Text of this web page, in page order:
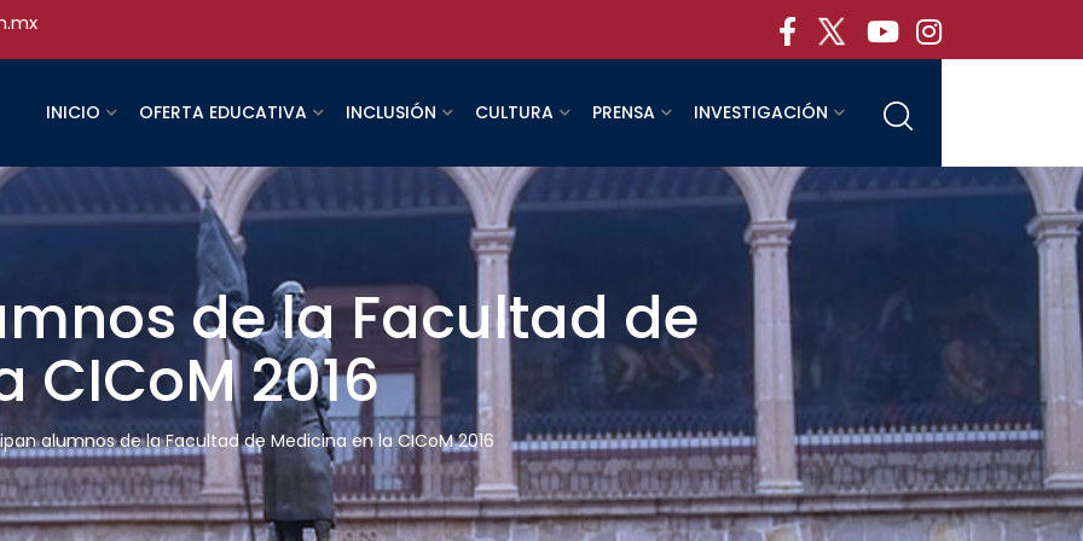
INICIO OFERTA EDUCATIVA INCLUSIÓN CULTURA PRENSA INVESTIGACIÓN
de la Facultad de
CICoM 2016
alumnos de la Facultad de Medicina en la CICoM 2016